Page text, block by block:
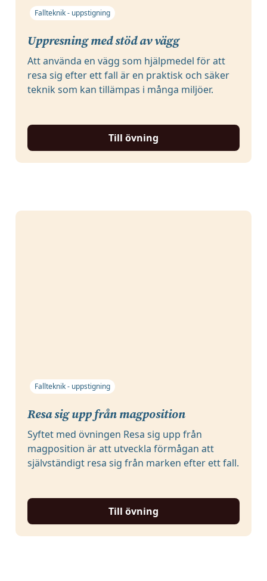
Fallteknik - uppstigning
Uppresning med stöd av vägg
Att använda en vägg som hjälpmedel för att
resa sig efter ett fall är en praktisk och säker
teknik som kan tillämpas i många miljöer.
Till övning
Fallteknik - uppstigning
Resa sig upp från magposition
Syftet med övningen Resa sig upp från
magposition är att utveckla förmågan att
självständigt resa sig från marken efter ett fall.
Till övning